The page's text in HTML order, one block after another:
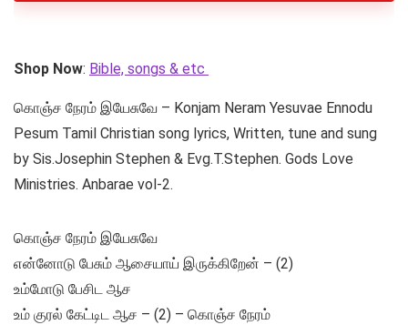
Shop Now: Bible, songs & etc
கொஞ்ச நேரம் இயேசுவே – Konjam Neram Yesuvae Ennodu
Pesum Tamil Christian song lyrics, Written, tune and sung
by Sis.Josephin Stephen & Evg.T.Stephen. Gods Love
Ministries. Anbarae vol-2.
கொஞ்ச நேரம் இயேசுவே
என்னோடு பேசும் ஆசையாய் இருக்கிறேன் – (2)
உம்மோடு பேசிட ஆச
உம் குரல் கேட்டிட ஆச – (2) – கொஞ்ச நேரம்